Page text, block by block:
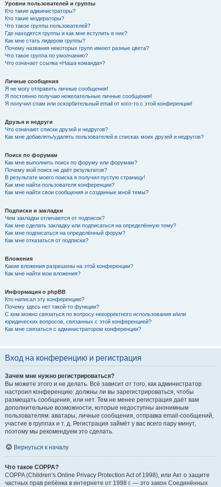
Уровни пользователей и группы
Кто такие администраторы?
Кто такие модераторы?
Что такое группы пользователей?
Где находятся группы и как мне вступить в них?
Как мне стать лидером группы?
Почему названия некоторых групп имеют разные цвета?
Что такое группа по умолчанию?
Что означает ссылка «Наша команда»?
Личные сообщения
Я не могу отправить личные сообщения!
Я постоянно получаю нежелательные личные сообщения!
Я получил спам или оскорбительный email от кого-то с этой конференции!
Друзья и недруги
Что означают списки друзей и недругов?
Как мне добавлять/удалять пользователей в списках моих друзей и недругов?
Поиск по форумам
Как мне выполнить поиск по форуму или форумам?
Почему мой поиск не даёт результатов?
В результате моего поиска я получил пустую страницу!
Как мне найти пользователя конференции?
Как мне найти свои сообщения и созданные мной темы?
Подписки и закладки
Чем закладки отличаются от подписок?
Как мне сделать закладку или подписаться на определённую тему?
Как мне подписаться на определённый форум?
Как мне отказаться от подписки?
Вложения
Какие вложения разрешены на этой конференции?
Как мне найти мои вложения?
Информация о phpBB
Кто написал эту конференцию?
Почему здесь нет такой-то функции?
С кем можно связаться по вопросу некорректного использования и/или
юридических вопросов, связанных с этой конференцией?
Как мне связаться с администратором конференции?
Вход на конференцию и регистрация
Зачем мне нужно регистрироваться?
Вы можете этого и не делать. Всё зависит от того, как администратор
настроил конференцию: должны ли вы зарегистрироваться, чтобы
размещать сообщения, или нет. Тем не менее регистрация даёт вам
дополнительные возможности, которые недоступны анонимным
пользователям: аватары, личные сообщения, отправка email-сообщений,
участие в группах и т. д. Регистрация займёт у вас всего пару минут,
поэтому мы рекомендуем это сделать.
Вернуться к началу
Что такое COPPA?
COPPA (Children’s Online Privacy Protection Act of 1998), или Акт о защите
частных прав ребёнка в интернете от 1998 г. — это закон Соединённых